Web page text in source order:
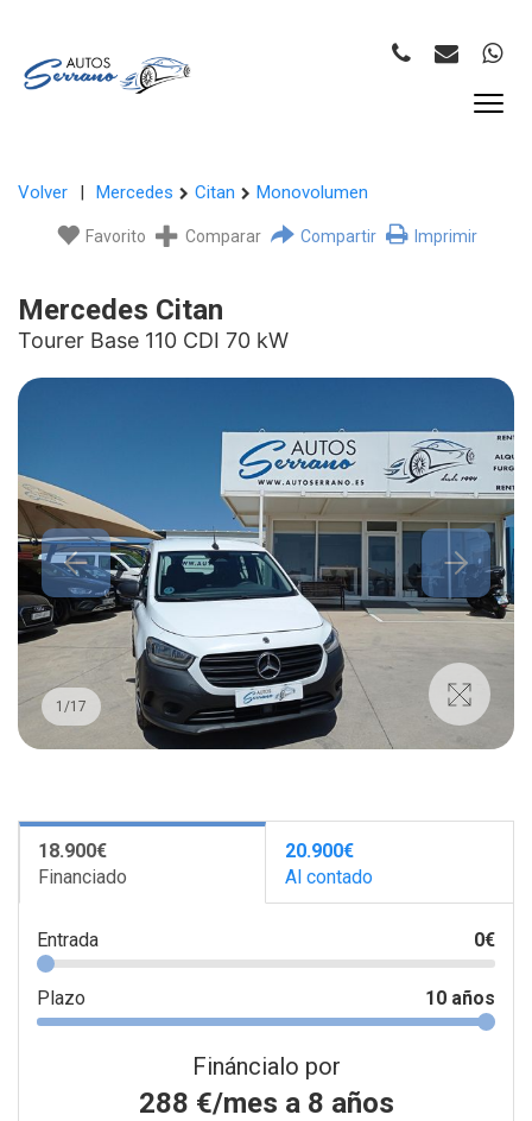
Volver | Mercedes Citan Monovolumen
Favorito Comparar Compartir Imprimir
Mercedes Citan
Tourer Base 110 CDI 70 kW
1 /17
18.900€
Financiado
20.900€
Al contado
Entrada 0€
Plazo 10 años
Fináncialo por
288 €/mes a 8 años